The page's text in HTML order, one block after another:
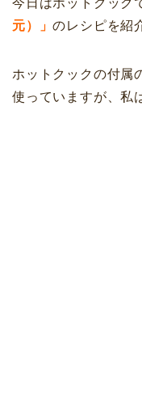
今日はホットクック
元）」のレシピを紹
ホットクックの付属
使っていますが、私